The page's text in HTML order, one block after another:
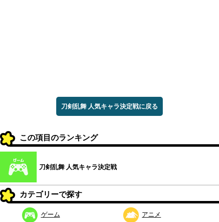
刀剣乱舞 人気キャラ決定戦に戻る
この項目のランキング
刀剣乱舞 人気キャラ決定戦
カテゴリーで探す
ゲーム アニメ